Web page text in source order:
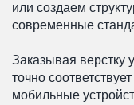
или создаем
современные
Заказывая верстку
точно
мобильные